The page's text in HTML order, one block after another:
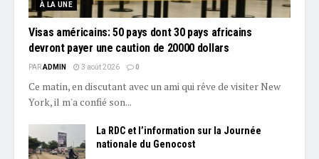
À LA UNE
Visas américains: 50 pays dont 30 pays africains
devront payer une caution de 20000 dollars
PARADMIN 3 août 2026 0
Ce matin, en discutant avec un ami qui rêve de visiter New
York, il m'a confié son...
La RDC et l’information sur la Journée
nationale du Genocost